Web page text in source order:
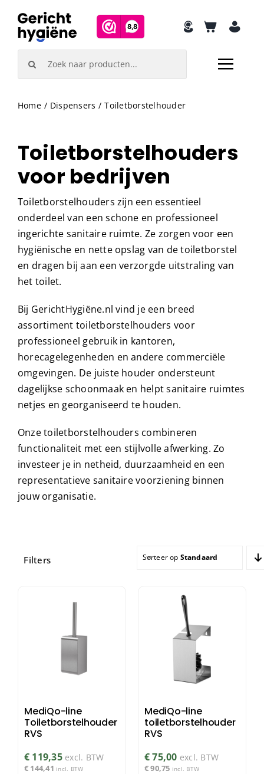
content
Home Dispensers Toiletborstelhouder
Toiletborstelhouders
voor bedrijven
Toiletborstelhouders zijn een essentieel
onderdeel van een schone en professioneel
ingerichte sanitaire ruimte. Ze zorgen voor een
hygiënische en nette opslag van de toiletborstel
en dragen bij aan een verzorgde uitstraling van
het toilet.
Bij GerichtHygiëne.nl vind je een breed
assortiment toiletborstelhouders voor
professioneel gebruik in kantoren,
horecagelegenheden en andere commerciële
omgevingen. De juiste houder ondersteunt
dagelijkse schoonmaak en helpt sanitaire ruimtes
netjes en georganiseerd te houden.
Onze toiletborstelhouders combineren
functionaliteit met een stijlvolle afwerking. Zo
investeer je in netheid, duurzaamheid en een
representatieve sanitaire voorziening binnen
jouw organisatie.
Filters Sorteer op Standaard sortering
MediQo-line
Toiletborstelhouder
RVS
€ 119,35 excl. BTW
€ 144,41 incl. BTW
MediQo-line
toiletborstelhouder
RVS
€75,00 excl. BTW
€90,75 incl. BTW